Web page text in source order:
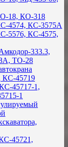
18, КО-318
4574, КС-3575А
5576, КС-4575,
333.3,
ТО-28
КС-45719
45717-1,
1
45721,